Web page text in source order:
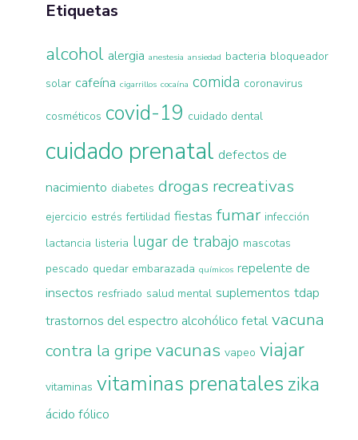
Etiquetas
alcohol alergia anestesia ansiedad bacteria bloqueador
solar cafeína cigarrillos cocaína comida coronavirus
cosméticos covid-19 cuidado dental
cuidado prenatal defectos de
nacimiento diabetes drogas recreativas
ejercicio estrés fertilidad fiestas fumar infección
lactancia listeria lugar de trabajo mascotas
pescado quedar embarazada químicos repelente de
insectos resfriado salud mental suplementos tdap
trastornos del espectro alcohólico fetal vacuna
contra la gripe vacunas vapeo viajar
vitaminas vitaminas prenatales zika
ácido fólico